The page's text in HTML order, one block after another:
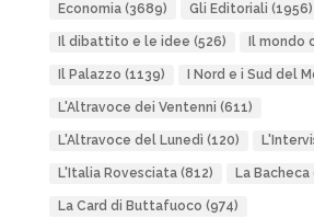
Economia(3689) Gli Editoriali (1956)
Il dibattito e le idee (526) Il mondo
Il Palazzo (1139) I Nord e i Sud del
L'Altravoce dei Ventenni (611)
L'Altravoce del Lunedì (120)
L'Italia Rovesciata(812) La
La Card di Buttafuoco (974)